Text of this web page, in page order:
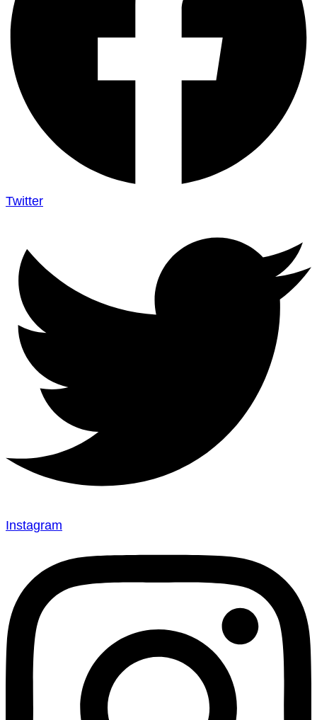
Twitter
Instagram